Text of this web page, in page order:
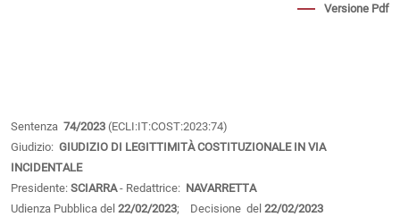
Versione Pdf
Sentenza 74/2023 (ECLI:IT:COST:2023:74)
Giudizio: GIUDIZIO DI LEGITTIMITÀ COSTITUZIONALE IN VIA
INCIDENTALE
Presidente: SCIARRA- Redattrice: NAVARRETTA
Udienza Pubblica del 22/02/2023; Decisione del 22/02/2023